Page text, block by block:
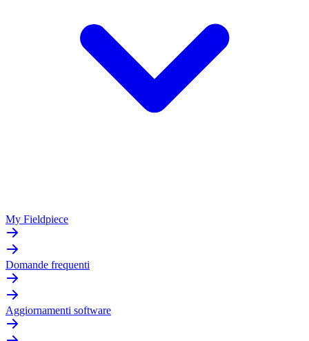
My Fieldpiece
Domande frequenti
Aggiornamenti software